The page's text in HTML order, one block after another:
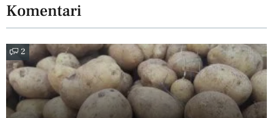
Komentari
2